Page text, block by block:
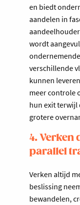
en biedt
aandelen in
wordt
verschillende
kunnen
meer controle
hun exit terwijl
grotere
4. Verken
parallel
Verken altijd
beslissing
bewandelen,